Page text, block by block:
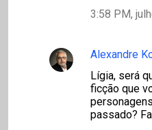
3:58 PM,
Alexandre
Lígia, será
ficção que
passado?